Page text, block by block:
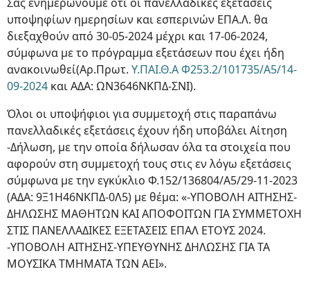
Σας ενημερώνουμε ότι οι πανελλαδικές εξετάσεις
υποψηφίων ημερησίων και εσπερινών ΕΠΑ.Λ. θα
διεξαχθούν από 30-05-2024 μέχρι και 17-06-2024,
σύμφωνα με το πρόγραμμα εξετάσεων που έχει ήδη
ανακοινωθεί(Αρ.Πρωτ. Y.ΠΑΙ.Θ.Α Φ253.2/101735/Α5/14-
09-2024 και ΑΔΑ: ΩΝ3646ΝΚΠΔ-ΣΝΙ).
Όλοι οι υποψήφιοι για συμμετοχή στις παραπάνω
πανελλαδικές εξετάσεις έχουν ήδη υποβάλει Αίτηση
-Δήλωση, με την οποία δήλωσαν όλα τα στοιχεία που
αφορούν στη συμμετοχή τους στις εν λόγω εξετάσεις
σύμφωνα με την εγκύκλιο Φ.152/136804/Α5/29-11-2023
(ΑΔΑ: 9Ξ1Η46ΝΚΠΔ-0Λ5) με θέμα: «-ΥΠΟΒΟΛΗ ΑΙΤΗΣΗΣ-
ΔΗΛΩΣΗΣ ΜΑΘΗΤΩΝ ΚΑΙ ΑΠΟΦΟΙΤΩΝ ΓΙΑ ΣΥΜΜΕΤΟΧΗ
ΣΤΙΣ ΠΑΝΕΛΛΑΔΙΚΕΣ ΕΞΕΤΑΣΕΙΣ ΕΠΑΛ ΕΤΟΥΣ 2024.
-ΥΠΟΒΟΛΗ ΑΙΤΗΣΗΣ-ΥΠΕΥΘΥΝΗΣ ΔΗΛΩΣΗΣ ΓΙΑ ΤΑ
ΜΟΥΣΙΚΑ ΤΜΗΜΑΤΑ ΤΩΝ ΑΕΙ».